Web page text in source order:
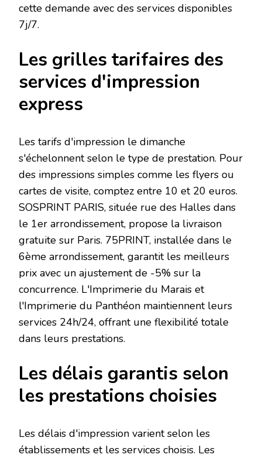
cette demande avec des services disponibles
7j/7.
Les grilles tarifaires des
services d'impression
express
Les tarifs d'impression le dimanche
s'échelonnent selon le type de prestation. Pour
des impressions simples comme les flyers ou
cartes de visite, comptez entre 10 et 20 euros.
SOSPRINT PARIS, située rue des Halles dans
le 1er arrondissement, propose la livraison
gratuite sur Paris. 75PRINT, installée dans le
6ème arrondissement, garantit les meilleurs
prix avec un ajustement de -5% sur la
concurrence. L'Imprimerie du Marais et
l'Imprimerie du Panthéon maintiennent leurs
services 24h/24, offrant une flexibilité totale
dans leurs prestations.
Les délais garantis selon
les prestations choisies
Les délais d'impression varient selon les
établissements et les services choisis. Les